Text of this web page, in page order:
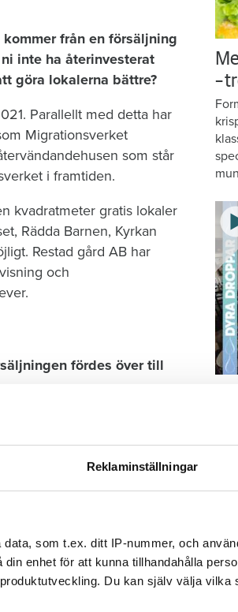
Reklaminställningar
data, som t.ex. ditt IP-nummer, och
enhet för att kunna tillhandahålla
Du kan själv välja vilka
från en försäljning
inte ha återinvesterat
göra lokalerna bättre?
Parallellt med detta har
Migrationsverket
som står
i framtiden.
kvadratmeter gratis lokaler
Rädda Barnen, Kyrkan
Restad gård AB har
och
fördes över till
Frida Fastigheter AB
användes som eget
att eget kapital i en
Restad gård. Varför
i Vänersborg?
på Restad gård just då. Det
under perioden 2013–
–